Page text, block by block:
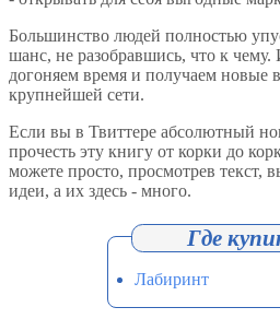
Большинство людей полностью
шанс, не разобравшись, что к
догоняем время и получаем новые
крупнейшей сети.
Если вы в Твиттере абсолютный
прочесть эту книгу от корки до
можете просто, просмотрев текст,
идеи, а их здесь - много.
Лабиринт